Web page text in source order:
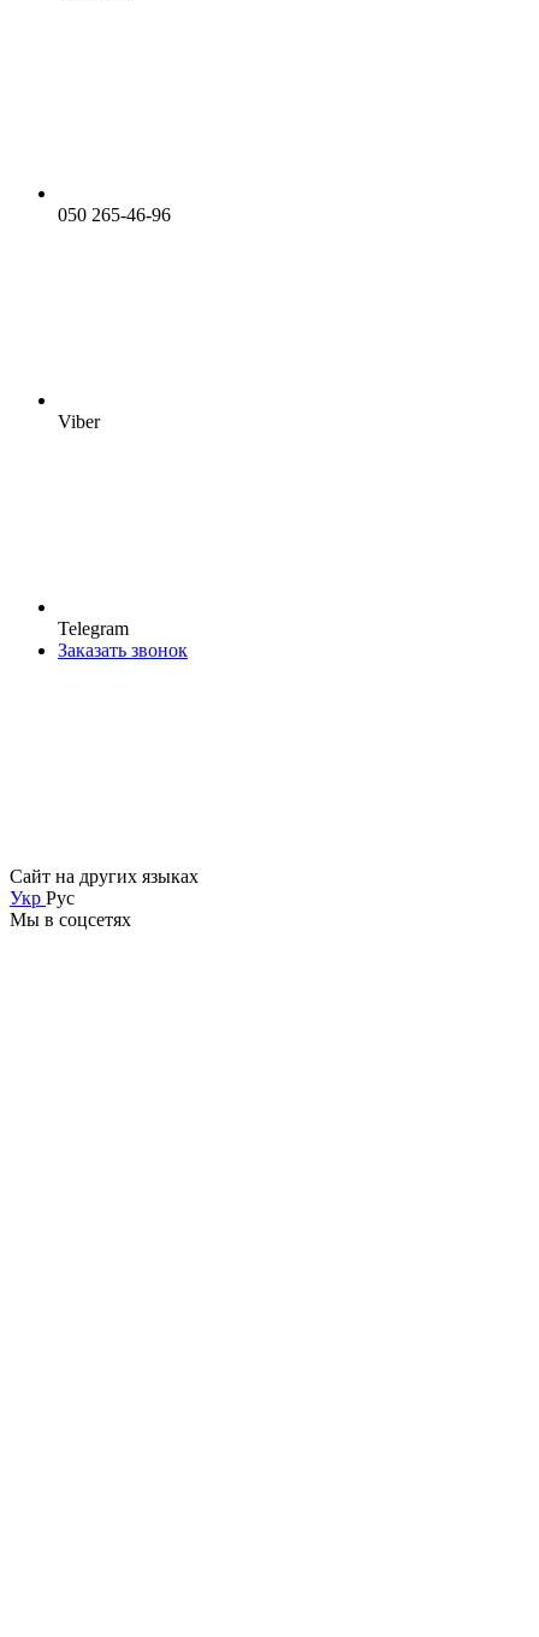
050 265-46-96
Viber
Telegram
Заказать звонок
Сайт на других языках
Укр Рус
Мы в соцсетях